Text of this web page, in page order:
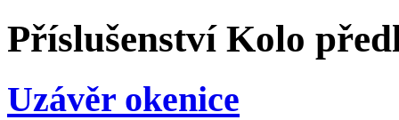
Příslušenství Kolo
Uzávěr okenice